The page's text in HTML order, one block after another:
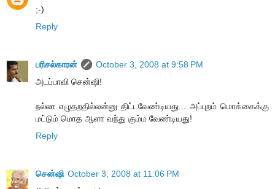
;-)
Reply
பரிசல்காரன்
October 3, 2008 at 9:58 PM
அடப்பாவி சென்ஷி!
நல்லா எழுதறதில்லன்னு திட்டவேண்டியது... அப்புறம் மொக்கைக்கு
மட்டும் மொத ஆளா வந்து கும்ம வேண்டியது!
Reply
சென்ஷி October 3, 2008 at 11:06 PM